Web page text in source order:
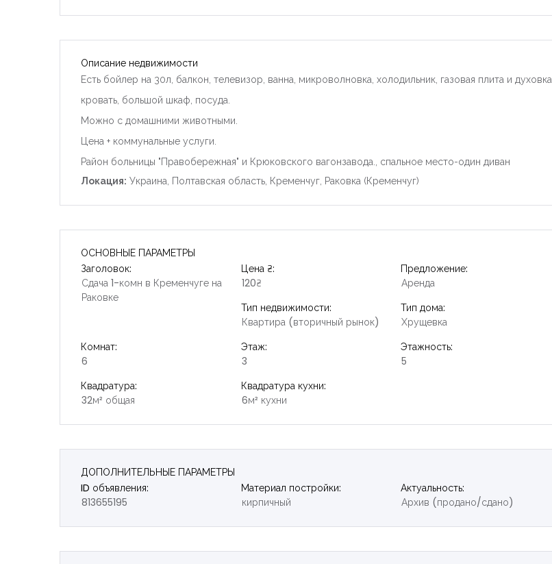
Описание недвижимости
Есть бойлер на 30л, балкон, телевизор, ванна, микроволновка, холодильник, газовая плита и духовка,
кровать, большой шкаф, посуда.
Можно с домашними животными.
Цена + коммунальные услуги.
Район больницы "Правобережная" и Крюковского вагонзавода., спальное место-один диван
Локация: Украина, Полтавская область, Кременчуг, Раковка (Кременчуг)
ОСНОВНЫЕ ПАРАМЕТРЫ
Заголовок:
Сдача 1-комн в Кременчуге на
Раковке
Цена ₴:
120₴
Предложение:
Аренда
Тип недвижимости:
Квартира (вторичный рынок)
Тип дома:
Хрущевка
Комнат:
6
Этаж:
3
Этажность:
5
Квадратура:
32м² общая
Квадратура кухни:
6м² кухни
ДОПОЛНИТЕЛЬНЫЕ ПАРАМЕТРЫ
ID объявления:
813655195
Материал постройки:
кирпичный
Актуальность:
Архив (продано/сдано)